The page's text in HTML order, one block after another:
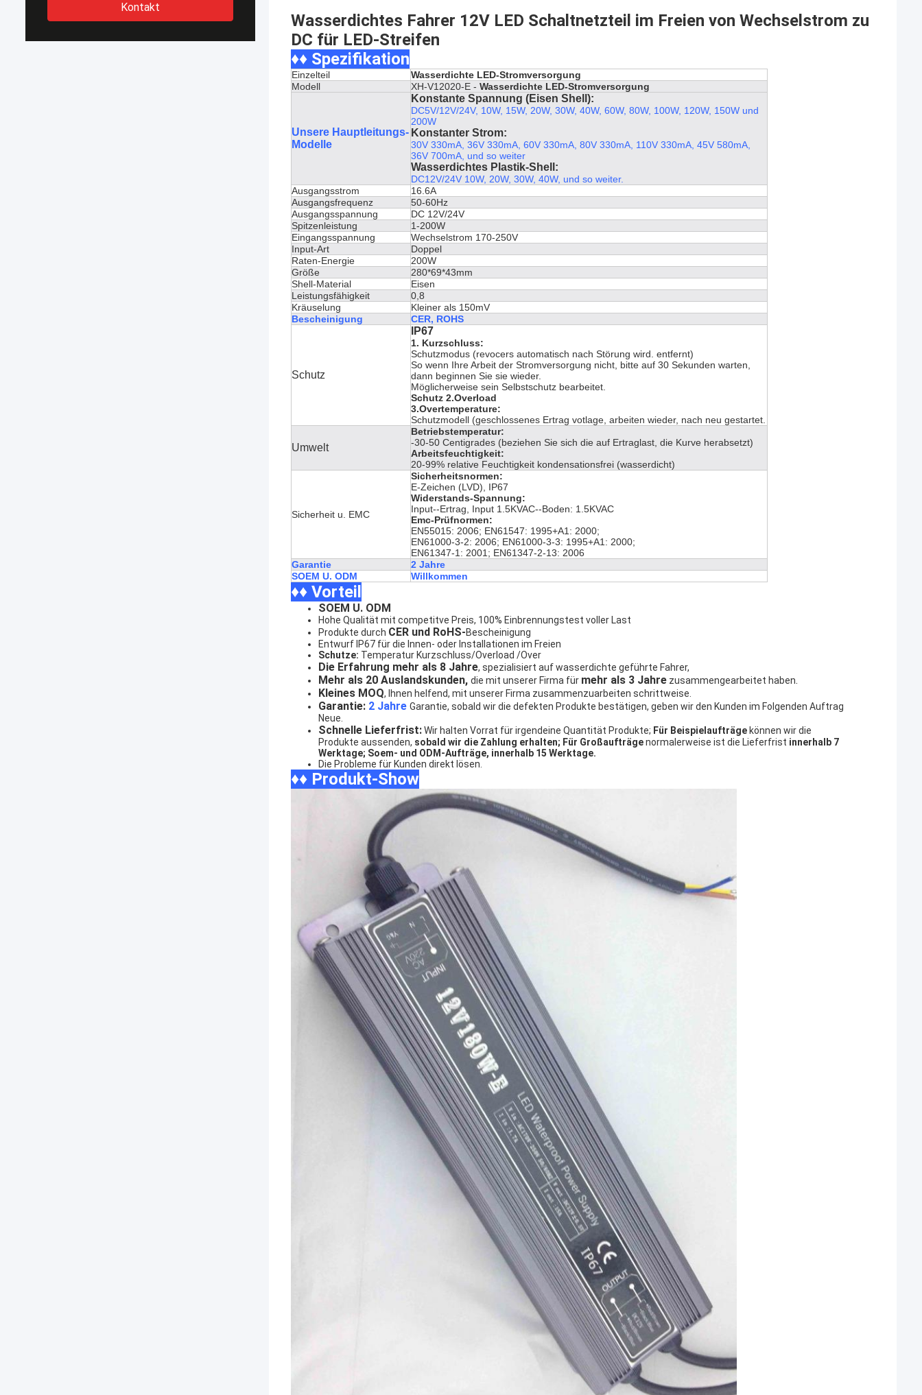
Kontakt
Wasserdichtes Fahrer 12V LED Schaltnetzteil im Freien von Wechselstrom zu
DC für LED-Streifen
♦♦ Spezifikation
Einzelteil
Wasserdichte LED-Stromversorgung
Modell
XH-V12020-E - Wasserdichte LED-Stromversorgung
Unsere Hauptleitungs-
Modelle
Konstante Spannung (Eisen Shell):
DC5V/12V/24V, 10W, 15W, 20W, 30W, 40W, 60W, 80W, 100W, 120W, 150W und
200W
Konstanter Strom:
30V 330mA, 36V 330mA, 60V 330mA, 80V 330mA, 110V 330mA, 45V 580mA,
36V 700mA, und so weiter
Wasserdichtes Plastik-Shell:
DC12V/24V 10W, 20W, 30W, 40W, und so weiter.
Ausgangsstrom
16.6A
Ausgangsfrequenz
50-60Hz
Ausgangsspannung
DC 12V/24V
Spitzenleistung
1-200W
Eingangsspannung
Wechselstrom 170-250V
Input-Art
Doppel
Raten-Energie
200W
Größe
280*69*43mm
Shell-Material
Eisen
Leistungsfähigkeit
0,8
Kräuselung
Kleiner als 150mV
Bescheinigung
CER, ROHS
Schutz
IP67
1. Kurzschluss:
Schutzmodus (revocers automatisch nach Störung wird. entfernt)
So wenn Ihre Arbeit der Stromversorgung nicht, bitte auf 30 Sekunden warten,
dann beginnen Sie sie wieder.
Möglicherweise sein Selbstschutz bearbeitet.
Schutz 2.Overload
3.Overtemperature:
Schutzmodell (geschlossenes Ertrag votlage, arbeiten wieder, nach neu gestartet.
Umwelt
Betriebstemperatur:
-30-50 Centigrades (beziehen Sie sich die auf Ertraglast, die Kurve herabsetzt)
Arbeitsfeuchtigkeit:
20-99% relative Feuchtigkeit kondensationsfrei (wasserdicht)
Sicherheit u. EMC
Sicherheitsnormen:
E-Zeichen (LVD), IP67
Widerstands-Spannung:
Input--Ertrag, Input 1.5KVAC--Boden: 1.5KVAC
Emc-Prüfnormen:
EN55015: 2006; EN61547: 1995+A1: 2000;
EN61000-3-2: 2006; EN61000-3-3: 1995+A1: 2000;
EN61347-1: 2001; EN61347-2-13: 2006
Garantie
2 Jahre
SOEM U. ODM
Willkommen
♦♦ Vorteil
SOEM U. ODM
Hohe Qualität mit competitve Preis, 100% Einbrennungstest voller Last
Produkte durch CER und RoHS-Bescheinigung
Entwurf IP67 für die Innen- oder Installationen im Freien
Schutze: Temperatur Kurzschluss/Overload /Over
Die Erfahrung mehr als 8 Jahre, spezialisiert auf wasserdichte geführte Fahrer,
Mehr als 20 Auslandskunden, die mit unserer Firma für mehr als 3 Jahre zusammengearbeitet haben.
Kleines MOQ, Ihnen helfend, mit unserer Firma zusammenzuarbeiten schrittweise.
Garantie: 2 Jahre Garantie, sobald wir die defekten Produkte bestätigen, geben wir den Kunden im Folgenden Auftrag
Neue.
Schnelle Lieferfrist:Wir halten Vorrat für irgendeine Quantität Produkte; Für Beispielaufträge können wir die
Produkte aussenden, sobald wir die Zahlung erhalten; Für Großaufträgenormalerweise ist die Lieferfrist innerhalb 7
Werktage; Soem- und ODM-Aufträge, innerhalb 15 Werktage.
Die Probleme für Kunden direkt lösen.
♦♦ Produkt-Show